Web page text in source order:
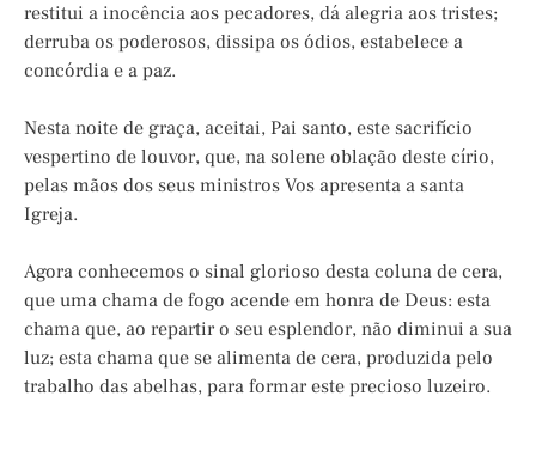
restitui a inocência aos pecadores, dá alegria aos tristes;
derruba os poderosos, dissipa os ódios, estabelece a
concórdia e a paz.
Nesta noite de graça, aceitai, Pai santo, este sacrifício
vespertino de louvor, que, na solene oblação deste círio,
pelas mãos dos seus ministros Vos apresenta a santa
Igreja.
Agora conhecemos o sinal glorioso desta coluna de cera,
que uma chama de fogo acende em honra de Deus: esta
chama que, ao repartir o seu esplendor, não diminui a sua
luz; esta chama que se alimenta de cera, produzida pelo
trabalho das abelhas, para formar este precioso luzeiro.